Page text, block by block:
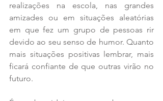
realizações na escola, nas grandes
amizades ou em situações aleatórias
em que fez um grupo de pessoas rir
devido ao seu senso de humor. Quanto
mais situações positivas lembrar, mais
ficará confiante de que outras virão no
futuro.